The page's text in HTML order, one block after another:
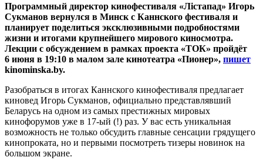
Программный директор кинофестиваля «Лістапад» Игорь
Сукманов вернулся в Минск с Каннского фестиваля и
планирует поделиться эксклюзивными подробностями
жизни и итогами крупнейшего мирового киносмотра.
Лекции с обсуждением в рамках проекта «ТОК» пройдёт
6 июня в 19:10 в малом зале кинотеатра «Пионер», пишет
kinominska.by.
Разобраться в итогах Каннского кинофестиваля предлагает
киновед Игорь Сукманов, официально представлявший
Беларусь на одном из самых престижных мировых
кинофорумов уже в 17-ый (!) раз. У вас есть уникальная
возможность не только обсудить главные сенсации грядущего
кинопроката, но и первыми посмотреть тизеры новинок на
большом экране.